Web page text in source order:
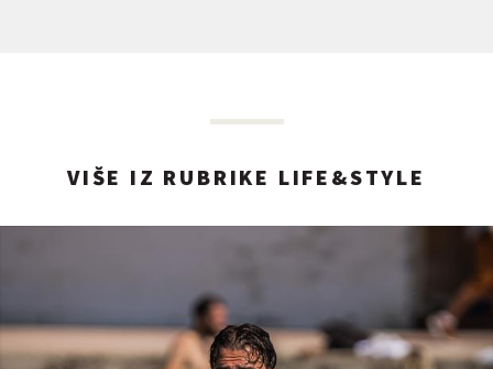
VIŠE IZ RUBRIKE LIFE&STYLE